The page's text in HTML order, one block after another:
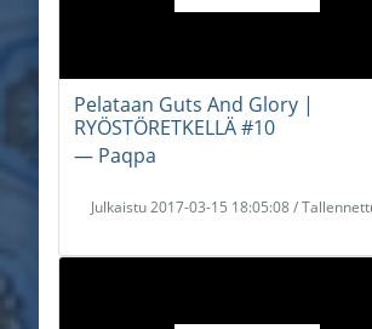
Pelataan Guts And Glory |
RYÖSTÖRETKELLÄ #10
― Paqpa
Julkaistu 2017-03-15 18:05:08 /